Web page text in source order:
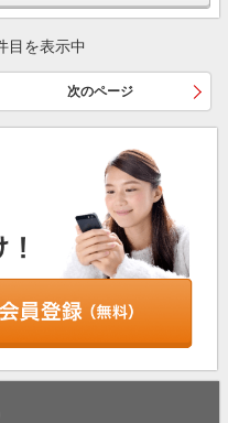
目を表示中
次のページ